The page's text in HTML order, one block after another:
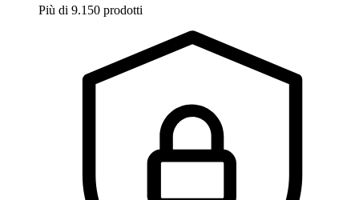
Più di 9.150 prodotti